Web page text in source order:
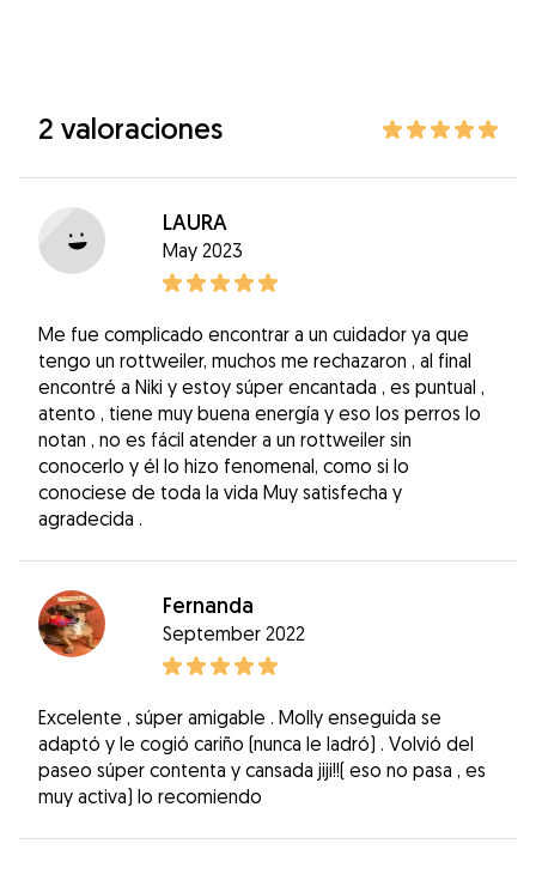
2 valoraciones
LAURA
May 2023
Me fue complicado encontrar a un cuidador ya que
tengo un rottweiler, muchos me rechazaron , al final
encontré a Niki y estoy súper encantada , es puntual ,
atento , tiene muy buena energía y eso los perros lo
notan , no es fácil atender a un rottweiler sin
conocerlo y él lo hizo fenomenal, como si lo
conociese de toda la vida Muy satisfecha y
agradecida .
Fernanda
September 2022
Excelente , súper amigable . Molly enseguida se
adaptó y le cogió cariño (nunca le ladró) . Volvió del
paseo súper contenta y cansada jiji!!( eso no pasa , es
muy activa) lo recomiendo